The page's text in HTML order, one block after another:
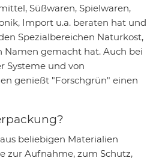
Süßwaren, Spielwaren,
Import u.a. beraten hat und
Spezialbereichen Naturkost,
Namen gemacht hat. Auch bei
Systeme und von
genießt "Forschgrün" einen
beliebigen Materialien
zur Aufnahme, zum Schutz,